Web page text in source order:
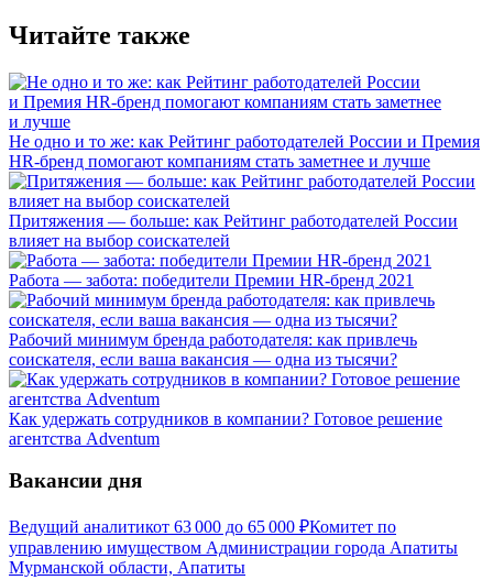
Читайте также
Не одно и то же: как Рейтинг работодателей России и Премия
HR-бренд помогают компаниям стать заметнее и лучше
Притяжения — больше: как Рейтинг работодателей России
влияет на выбор соискателей
Работа — забота: победители Премии HR-бренд 2021
Рабочий минимум бренда работодателя: как привлечь
соискателя, если ваша вакансия — одна из тысячи?
Как удержать сотрудников в компании? Готовое решение
агентства Adventum
Вакансии дня
Ведущий аналитикот 63 000 до 65 000 ₽Комитет по
управлению имуществом Администрации города Апатиты
Мурманской области, Апатиты